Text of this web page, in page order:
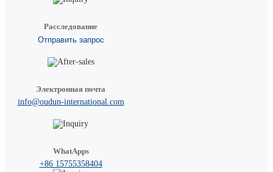
Расследование
Отправить запрос
Электронная почта
info@oudun-international.com
WhatApps
+86 15755358404